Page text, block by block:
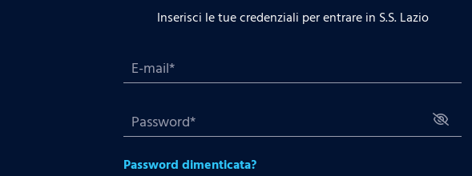
Inserisci le tue credenziali per entrare in S.S. Lazio
Password dimenticata?